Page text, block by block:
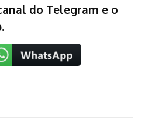
do Telegram e o